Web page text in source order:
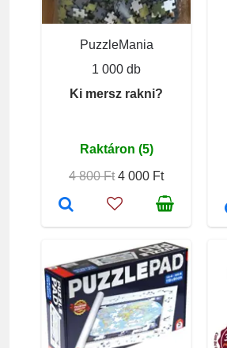
PuzzleMania
1 000 db
Ki mersz rakni?
Raktáron (5)
4 800 Ft 4 000 Ft